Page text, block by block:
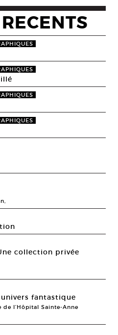
collection privée
fantastique
de l’Hôpital Sainte-Anne